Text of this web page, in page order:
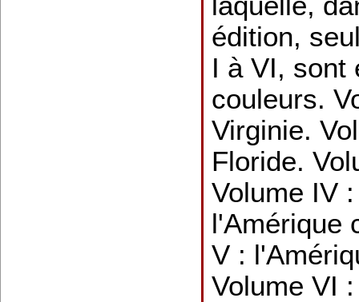
édition,
I à VI, sont
couleurs.
Virginie.
Floride.
Volume IV
l'Amérique
V :
Volume VI